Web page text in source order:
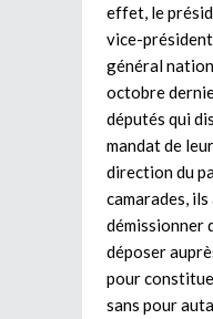
effet, le
vice-
général
octobre
députés qui
mandat de
direction du
camarades,
démissionner
déposer
pour
sans pour